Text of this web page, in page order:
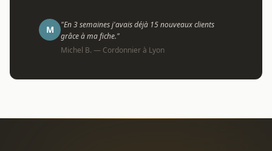
M
"En 3 semaines j'avais déjà 15 nouveaux clients
grâce à ma fiche."
Michel B. — Cordonnier à Lyon